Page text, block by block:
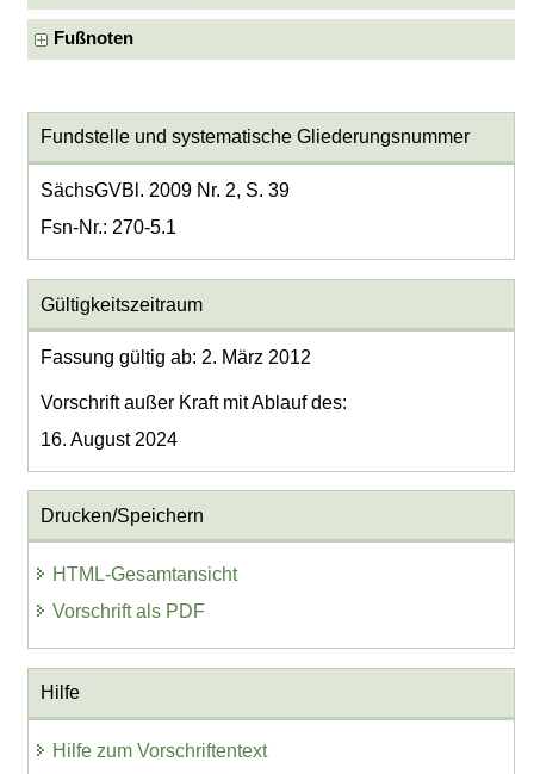
Fußnoten
Fundstelle und systematische Gliederungsnummer
SächsGVBl. 2009 Nr. 2, S. 39
Fsn-Nr.: 270-5.1
Gültigkeitszeitraum
Fassung gültig ab: 2. März 2012
Vorschrift außer Kraft mit Ablauf des:
16. August 2024
Drucken/Speichern
HTML-Gesamtansicht
Vorschrift als PDF
Hilfe
Hilfe zum Vorschriftentext